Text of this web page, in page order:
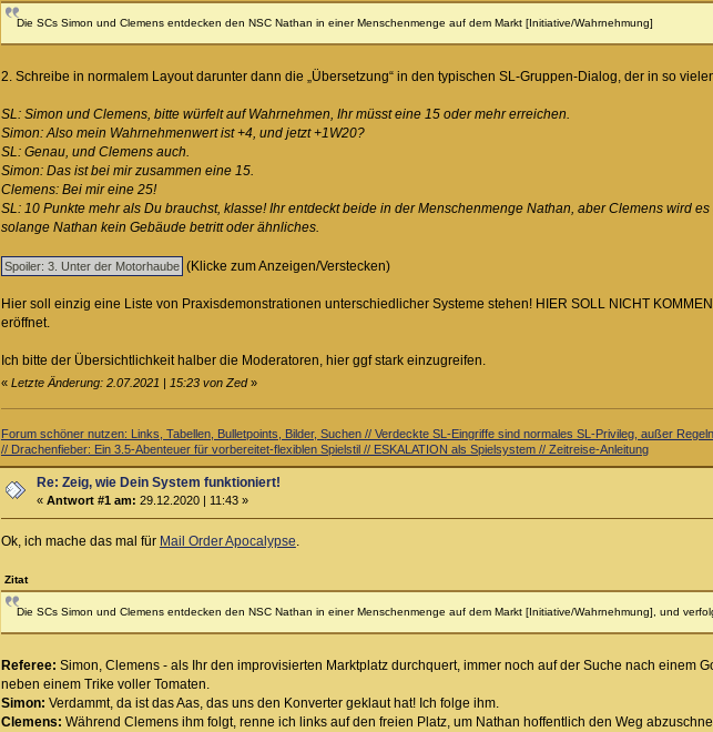
Die SCs Simon und Clemens entdecken den NSC Nathan in einer Menschenmenge auf dem Markt [Initiative/Wahrnehmung]
2. Schreibe in normalem Layout darunter dann die „Übersetzung“ in den typischen SL-Gruppen-Dialog, der in so
SL: Simon und Clemens, bitte würfelt auf Wahrnehmen, Ihr müsst eine 15 oder mehr erreichen.
Simon: Also mein Wahrnehmenwert ist +4, und jetzt +1W20?
SL: Genau, und Clemens auch.
Simon: Das ist bei mir zusammen eine 15.
Clemens: Bei mir eine 25!
SL: 10 Punkte mehr als Du brauchst, klasse! Ihr entdeckt beide in der Menschenmenge Nathan, aber Clemens wird
solange Nathan kein Gebäude betritt oder ähnliches.
(Klicke zum Anzeigen/Verstecken)
Hier soll einzig eine Liste von Praxisdemonstrationen unterschiedlicher Systeme stehen! HIER SOLL NICHT
eröffnet.
Ich bitte der Übersichtlichkeit halber die Moderatoren, hier ggf stark einzugreifen.
« Letzte Änderung: 2.07.2021 | 15:23 von Zed»
Forum schöner nutzen: Links, Tabellen, Bulletpoints, Bilder, Suchen // Verdeckte SL-Eingriffe sind normales SL-Privileg, außer
// Drachenfieber: Ein 3.5-Abenteuer für vorbereitet-flexiblen Spielstil // ESKALATION als Spielsystem // Zeitreise-Anleitung
Re: Zeig, wie Dein System funktioniert!
«Antwort #1 am: 29.12.2020 | 11:43 »
Ok, ich mache das mal für Mail Order Apocalypse.
Zitat
Die SCs Simon und Clemens entdecken den NSC Nathan in einer Menschenmenge auf dem Markt [Initiative/Wahrnehmung], und
Referee: Simon, Clemens - als Ihr den improvisierten Marktplatz durchquert, immer noch auf der Suche nach einem
neben einem Trike voller Tomaten.
Simon: Verdammt, da ist das Aas, das uns den Konverter geklaut hat! Ich folge ihm.
Clemens: Während Clemens ihm folgt, renne ich links auf den freien Platz, um Nathan hoffentlich den Weg